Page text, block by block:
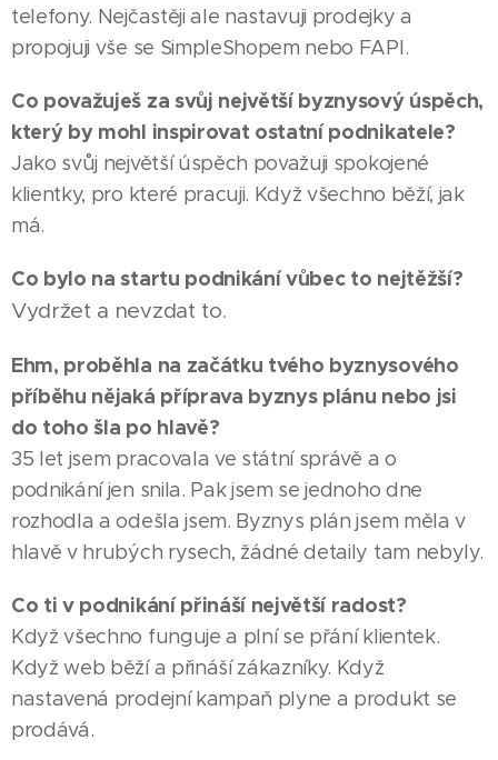
telefony. Nejčastěji ale nastavuji prodejky a
propojuji vše se SimpleShopem nebo FAPI.
Co považuješ za svůj největší byznysový úspěch,
který by mohl inspirovat ostatní podnikatele?
Jako svůj největší úspěch považuji spokojené
klientky, pro které pracuji. Když všechno běží, jak
má.
Co bylo na startu podnikání vůbec to nejtěžší?
Vydržet a nevzdat to.
Ehm, proběhla na začátku tvého byznysového
příběhu nějaká příprava byznys plánu nebo jsi
do toho šla po hlavě?
35 let jsem pracovala ve státní správě a o
podnikání jen snila. Pak jsem se jednoho dne
rozhodla a odešla jsem. Byznys plán jsem měla v
hlavě v hrubých rysech, žádné detaily tam nebyly.
Co ti v podnikání přináší největší radost?
Když všechno funguje a plní se přání klientek.
Když web běží a přináší zákazníky. Když
nastavená prodejní kampaň plyne a produkt se
prodává.